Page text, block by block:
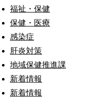
福祉・保健
保健・医療
感染症
肝炎対策
地域保健推進課
新着情報
新着情報